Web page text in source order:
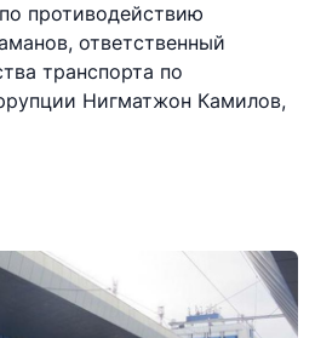
противодействию
ответственный
транспорта по
Нигматжон Камилов,